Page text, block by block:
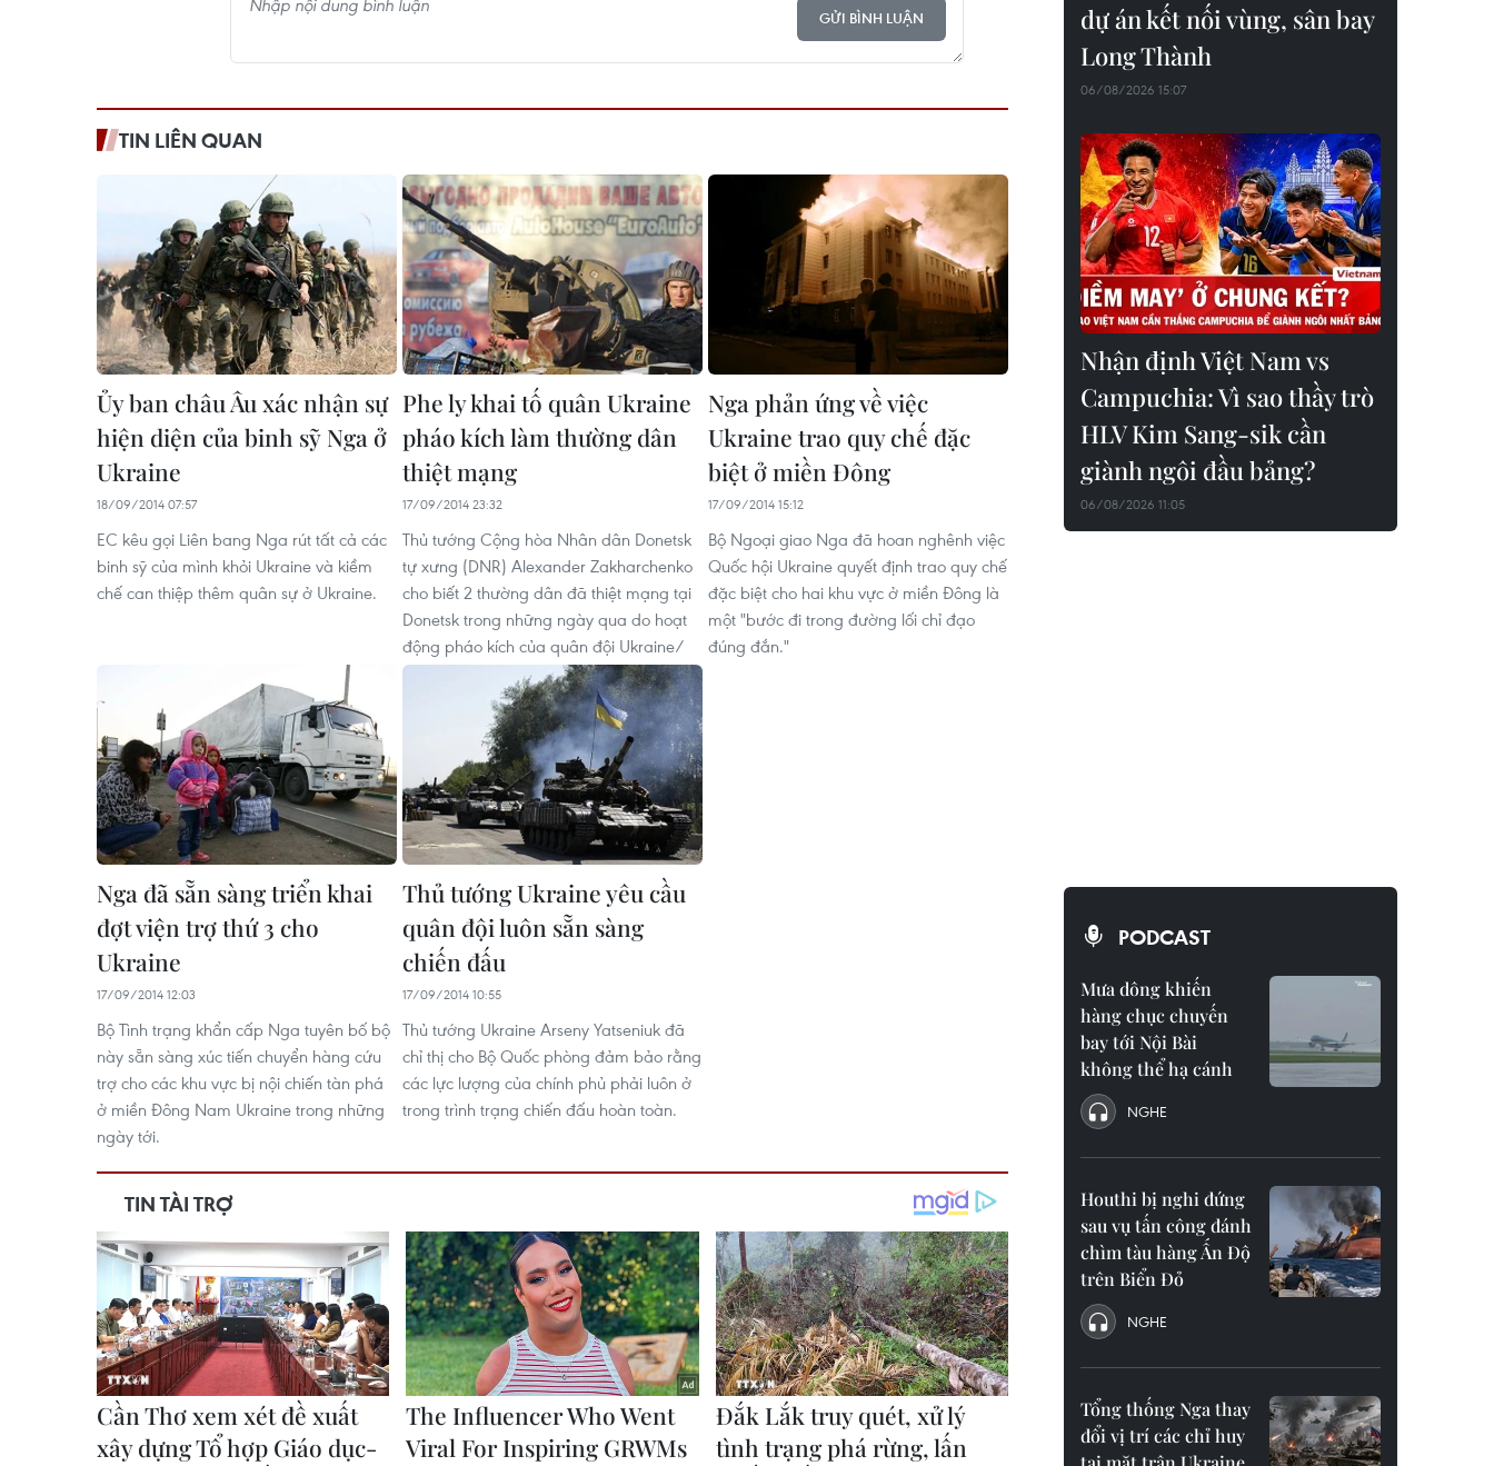
GỬI BÌNH LUẬN
TIN LIÊN QUAN
Ủy ban châu Âu xác nhận sự
hiện diện của binh sỹ Nga ở
Ukraine
18/09/2014 07:57
EC kêu gọi Liên bang Nga rút tất cả các
binh sỹ của mình khỏi Ukraine và kiềm
chế can thiệp thêm quân sự ở Ukraine.
Phe ly khai tố quân Ukraine
pháo kích làm thường dân
thiệt mạng
17/09/2014 23:32
Thủ tướng Cộng hòa Nhân dân Donetsk
tự xưng (DNR) Alexander Zakharchenko
cho biết 2 thường dân đã thiệt mạng tại
Donetsk trong những ngày qua do hoạt
động pháo kích của quân đội Ukraine/
Nga phản ứng về việc
Ukraine trao quy chế đặc
biệt ở miền Đông
17/09/2014 15:12
Bộ Ngoại giao Nga đã hoan nghênh việc
Quốc hội Ukraine quyết định trao quy chế
đặc biệt cho hai khu vực ở miền Đông là
một "bước đi trong đường lối chỉ đạo
đúng đắn."
Nga đã sẵn sàng triển khai
đợt viện trợ thứ 3 cho
Ukraine
17/09/2014 12:03
Bộ Tình trạng khẩn cấp Nga tuyên bố bộ
này sẵn sàng xúc tiến chuyển hàng cứu
trợ cho các khu vực bị nội chiến tàn phá
ở miền Đông Nam Ukraine trong những
ngày tới.
Thủ tướng Ukraine yêu cầu
quân đội luôn sẵn sàng
chiến đấu
17/09/2014 10:55
Thủ tướng Ukraine Arseny Yatseniuk đã
chỉ thị cho Bộ Quốc phòng đảm bảo rằng
các lực lượng của chính phủ phải luôn ở
trong trình trạng chiến đấu hoàn toàn.
dự án kết nối vùng, sân bay
Long Thành
06/08/2026 15:07
Nhận định Việt Nam vs
Campuchia: Vì sao thầy trò
HLV Kim Sang-sik cần
giành ngôi đầu bảng?
06/08/2026 11:05
PODCAST
Mưa dông khiến
hàng chục chuyến
bay tới Nội Bài
không thể hạ cánh
NGHE
Houthi bị nghi đứng
sau vụ tấn công đánh
chìm tàu hàng Ấn Độ
trên Biển Đỏ
NGHE
Tổng thống Nga thay
đổi vị trí các chỉ huy